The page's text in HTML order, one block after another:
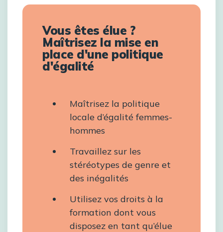
Vous êtes élue ?
Maîtrisez la mise en
place d'une politique
d'égalité
Maîtrisez la politique
locale d’égalité femmes-
hommes
Travaillez sur les
stéréotypes de genre et
des inégalités
Utilisez vos droits à la
formation dont vous
disposez en tant qu’élue